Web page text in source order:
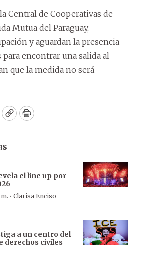
Central de Cooperativas de
Mutua del Paraguay,
y aguardan la presencia
encontrar una salida al
que la medida no será
CopyPrint
el line up por
· Clarisa Enciso
a un centro del
derechos civiles